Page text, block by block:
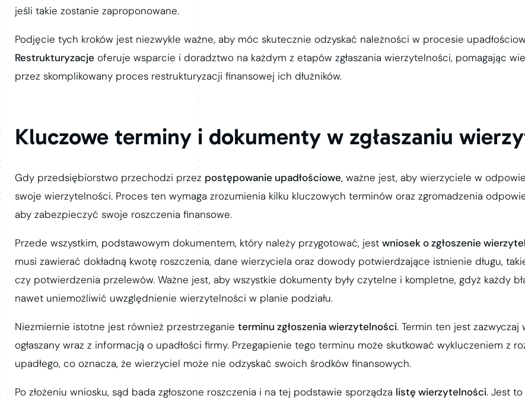
jeśli takie zostanie zaproponowane.
Podjęcie tych kroków jest niezwykle ważne, aby móc skutecznie odzyskać należności w procesie
Restrukturyzacje oferuje wsparcie i doradztwo na każdym z etapów zgłaszania wierzytelności, pomagając
przez skomplikowany proces restrukturyzacji finansowej ich dłużników.
Kluczowe terminy i dokumenty w zgłaszaniu
Gdy przedsiębiorstwo przechodzi przez postępowanie upadłościowe, ważne jest, aby wierzyciele w
swoje wierzytelności. Proces ten wymaga zrozumienia kilku kluczowych terminów oraz zgromadzenia
aby zabezpieczyć swoje roszczenia finansowe.
Przede wszystkim, podstawowym dokumentem, który należy przygotować, jest wniosek o zgłoszenie
musi zawierać dokładną kwotę roszczenia, dane wierzyciela oraz dowody potwierdzające istnienie długu,
czy potwierdzenia przelewów. Ważne jest, aby wszystkie dokumenty były czytelne i kompletne, gdyż każdy
nawet uniemożliwić uwzględnienie wierzytelności w planie podziału.
Niezmiernie istotne jest również przestrzeganie terminu zgłoszenia wierzytelności. Termin ten jest zazwyczaj
ogłaszany wraz z informacją o upadłości firmy. Przegapienie tego terminu może skutkować wykluczeniem z
upadłego, co oznacza, że wierzyciel może nie odzyskać swoich środków finansowych.
Po złożeniu wniosku, sąd bada zgłoszone roszczenia i na tej podstawie sporządza listę wierzytelności. Jest